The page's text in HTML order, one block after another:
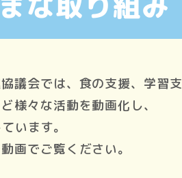
議会では、食の支援、学習支
様々な活動を動画化し、
います。
画でご覧ください。